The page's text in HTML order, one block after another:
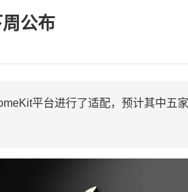
公布
平台进行了适配，预计其中五